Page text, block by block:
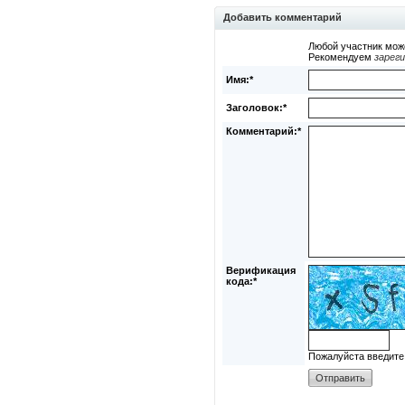
Добавить комментарий
Любой участник
Рекомендуем
Имя:*
Заголовок:*
Комментарий:*
Верификация
кода:*
Пожалуйста